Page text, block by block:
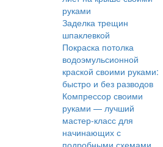
руками
Заделка трещин
шпаклевкой
Покраска потолка
водоэмульсионной
краской своими руками:
быстро и без разводов
Компрессор своими
руками — лучший
мастер-класс для
начинающих с
подробными схемами